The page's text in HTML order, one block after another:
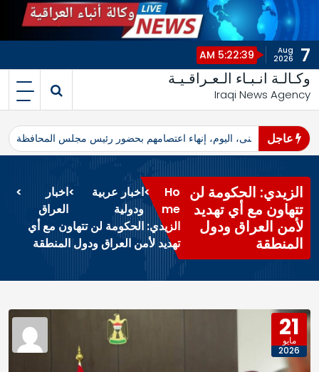
i
t
7
Aug
2026
5:22:40 AM
وكـالـة انـبـاء الـعـراقـيـة
Iraqi News Agency
عاجل
محافظ المثنى، اليوم، إنهاء اعتصامهم بحضور رئيس مجلس المحافظة
الزيدي: الحكومة لن
تتهاون مع أي تهديد
لأمن العراق ودول
المنطقة
Ho
me
>اخبار عربية
ودولية
>اخبار
العراق
>
الزيدي: الحكومة لن تتهاون مع أي
تهديد لأمن العراق ودول المنطقة
21
مايو
2026